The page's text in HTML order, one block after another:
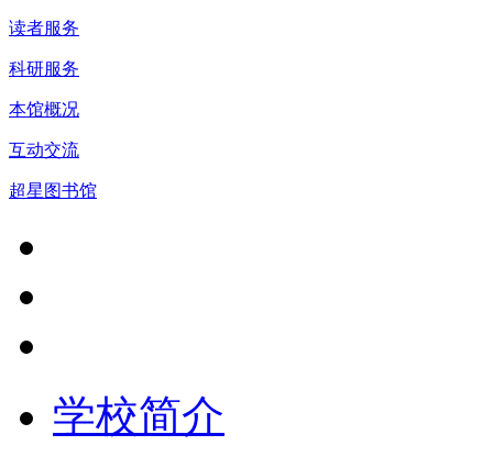
读者服务
科研服务
本馆概况
互动交流
超星图书馆
学校简介